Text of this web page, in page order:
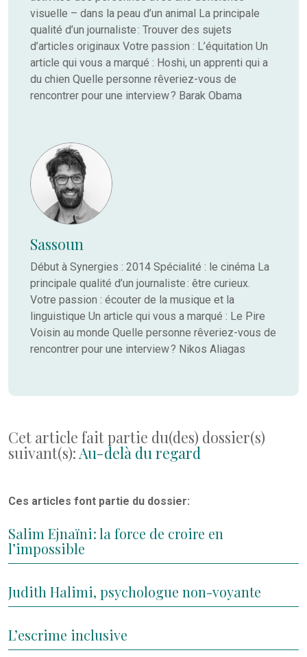
visuelle – dans la peau d’un animal La principale
qualité d’un journaliste : Trouver des sujets
d’articles originaux Votre passion : L’équitation Un
article qui vous a marqué : Hoshi, un apprenti qui a
du chien Quelle personne rêveriez-vous de
rencontrer pour une interview ? Barak Obama
Sassoun
Début à Synergies : 2014 Spécialité : le cinéma La
principale qualité d’un journaliste : être curieux.
Votre passion : écouter de la musique et la
linguistique Un article qui vous a marqué : Le Pire
Voisin au monde Quelle personne rêveriez-vous de
rencontrer pour une interview ? Nikos Aliagas
Cet article fait partie du(des) dossier(s)
suivant(s): Au-delà du regard
Ces articles font partie du dossier:
Salim Ejnaïni : la force de croire en
l’impossible
Judith Halimi, psychologue non-voyante
L’escrime inclusive